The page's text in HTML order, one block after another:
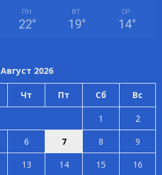
ПН
22°
ВТ
19°
СР
14°
Август 2026
Чт Пт Сб Вс
1
2
6 7 8
9
13 14 15 16